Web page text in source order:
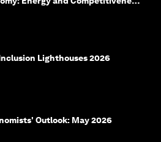
Lighthouses 2026
Outlook: May 2026